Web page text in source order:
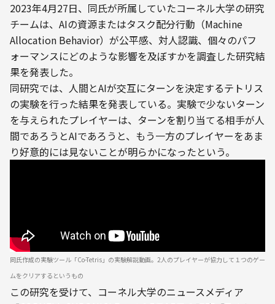
2023年4月27日、同氏が所属していたコーネル大学の研究
チームは、AIの資源またはタスク配分行動（Machine
Allocation Behavior）が公平感、対人認識、個々のパフ
ォーマンスにどのような影響を及ぼすかを調査した研究結
果を発表した。
同研究では、人間とAIが交互にターンを決定するテトリス
の実験を行った結果を発表している。実験で少ないターン
を与えられたプレイヤーは、ターンを割り当てる相手が人
間であろうとAIであろうと、もう一方のプレイヤーをあま
り好意的には見ないことが明らかになったという。
同氏作成の実験ツール「Co-Tetris」の実験解説動画。2人のプレイヤーが協力して１つのゲー
ムをクリアするというもの
この研究を受けて、コーネル大学のニュースメディア